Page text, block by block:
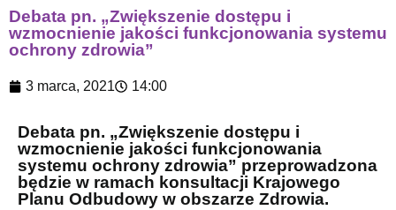
Debata pn. „Zwiększenie dostępu i
wzmocnienie jakości funkcjonowania systemu
ochrony zdrowia”
3 marca, 2021 14:00
Debata pn. „Zwiększenie dostępu i
wzmocnienie jakości funkcjonowania
systemu ochrony zdrowia” przeprowadzona
będzie w ramach konsultacji Krajowego
Planu Odbudowy w obszarze Zdrowia.